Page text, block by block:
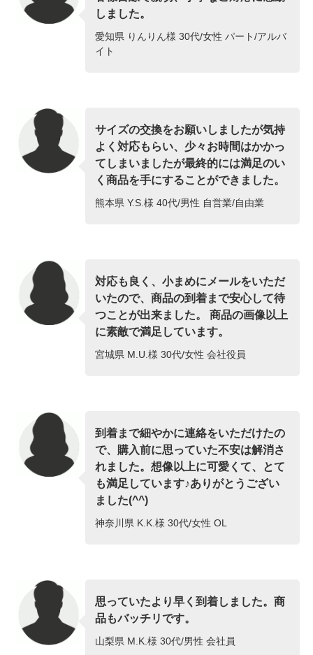
しました。
愛知県 りんりん様 30代/女性 パート/アルバ
イト
サイズの交換をお願いしましたが気持
よく対応もらい、少々お時間はかかっ
てしまいましたが最終的には満足のい
く商品を手にすることができました。
熊本県 Y.S.様 40代/男性 自営業/自由業
対応も良く、小まめにメールをいただ
いたので、商品の到着まで安心して待
つことが出来ました。 商品の画像以上
に素敵で満足しています。
宮城県 M.U.様 30代/女性 会社役員
到着まで細やかに連絡をいただけたの
で、購入前に思っていた不安は解消さ
れました。想像以上に可愛くて、とて
も満足しています♪ありがとうござい
ました(^^)
神奈川県 K.K.様 30代/女性 OL
思っていたより早く到着しました。商
品もバッチリです。
山梨県 M.K.様 30代/男性 会社員